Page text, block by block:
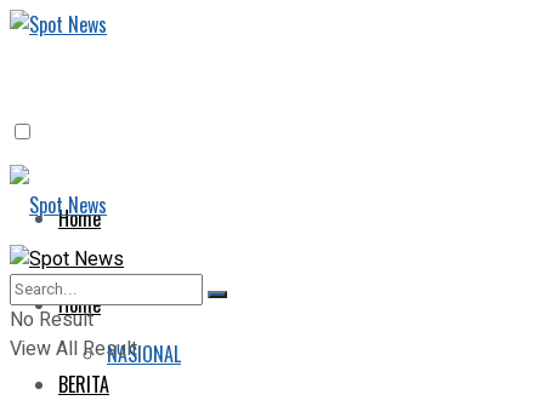
Home
BERITA
NASIONAL
Home
BERITA
No Result
View All Result